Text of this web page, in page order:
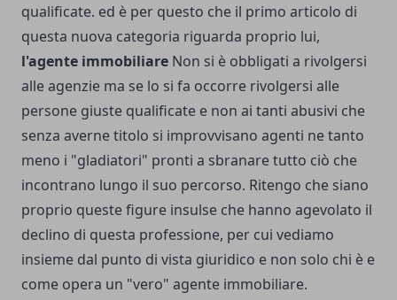
qualificate. ed è per questo che il primo articolo di
questa nuova categoria riguarda proprio lui,
l'agente immobiliare Non si è obbligati a rivolgersi
alle agenzie ma se lo si fa occorre rivolgersi alle
persone giuste qualificate e non ai tanti abusivi che
senza averne titolo si improvvisano agenti ne tanto
meno i "gladiatori" pronti a sbranare tutto ciò che
incontrano lungo il suo percorso. Ritengo che siano
proprio queste figure insulse che hanno agevolato il
declino di questa professione, per cui vediamo
insieme dal punto di vista giuridico e non solo chi è e
come opera un "vero" agente immobiliare.